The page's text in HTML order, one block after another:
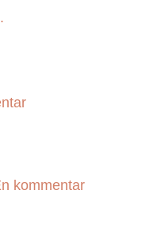
kommentar